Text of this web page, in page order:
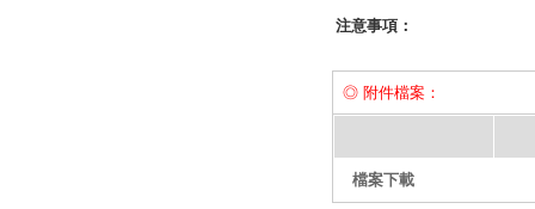
注意事項：
◎ 附件檔案：
檔案下載